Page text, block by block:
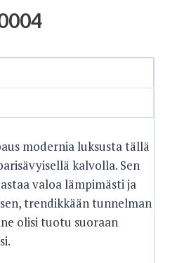
modernia luksusta tällä
kalvolla. Sen
valoa lämpimästi ja
trendikkään tunnelman
olisi tuotu suoraan